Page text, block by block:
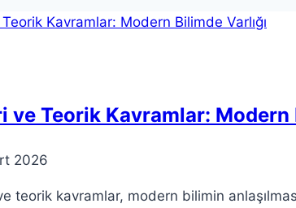
ve Teorik Kavramlar: Modern
2026
teorik kavramlar, modern bilimin